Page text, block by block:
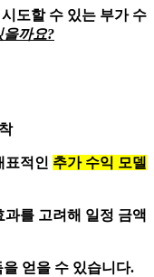
도할 수 있는 부가 수
을까요?
표적인 추가 수익 모델
를 고려해 일정 금액
을 얻을 수 있습니다.